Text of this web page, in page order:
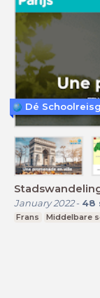
January 2022- 48
Frans Middelbare
Dé